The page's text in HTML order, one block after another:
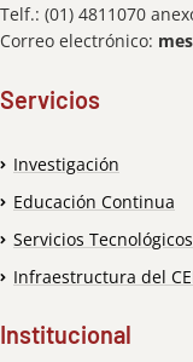
Telf.: (01) 4811070
Correo electrónico:
Servicios
Investigación
Educación Continua
Servicios Tecnológicos
Infraestructura del
Institucional